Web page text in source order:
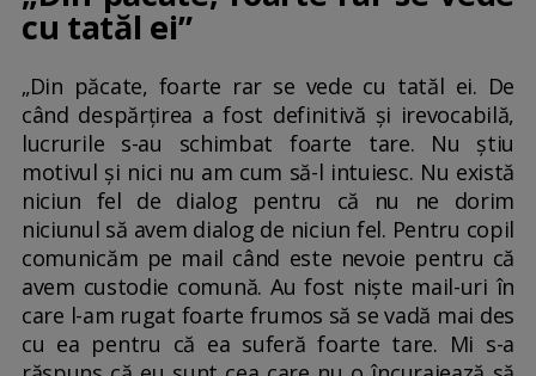
cu tatăl ei”
„Din păcate, foarte rar se vede cu tatăl ei. De
când despărțirea a fost definitivă și irevocabilă,
lucrurile s-au schimbat foarte tare. Nu știu
motivul și nici nu am cum să-l intuiesc. Nu există
niciun fel de dialog pentru că nu ne dorim
niciunul să avem dialog de niciun fel. Pentru copil
comunicăm pe mail când este nevoie pentru că
avem custodie comună. Au fost niște mail-uri în
care l-am rugat foarte frumos să se vadă mai des
cu ea pentru că ea suferă foarte tare. Mi s-a